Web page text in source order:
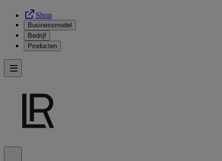
Shop
Businessmodel
Bedrijf
Producten